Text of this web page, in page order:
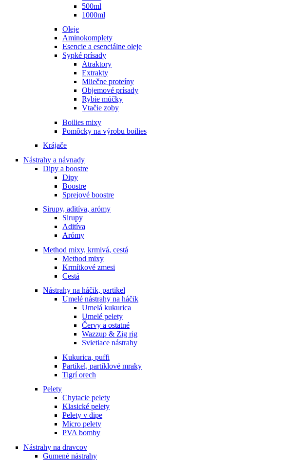
500ml
1000ml
Oleje
Aminokomplety
Esencie a esenciálne oleje
Sypké prísady
Atraktory
Extrakty
Mliečne proteíny
Objemové prísady
Rybie múčky
Vtačie zoby
Boilies mixy
Pomôcky na výrobu boilies
Krájače
Nástrahy a návnady
Dipy a boostre
Dipy
Boostre
Sprejové boostre
Sirupy, aditíva, arómy
Sirupy
Aditíva
Arómy
Method mixy, krmivá, cestá
Method mixy
Krmítkové zmesi
Cestá
Nástrahy na háčik, partikel
Umelé nástrahy na háčik
Umelá kukurica
Umelé pelety
Červy a ostatné
Wazzup & Zig rig
Svietiace nástrahy
Kukurica, puffi
Partikel, partiklové mraky
Tigrí orech
Pelety
Chytacie pelety
Klasické pelety
Pelety v dipe
Micro pelety
PVA bomby
Nástrahy na dravcov
Gumené nástrahy